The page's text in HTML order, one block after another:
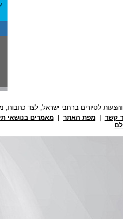
קשר |מפת האתר |מאמרים בנושאי